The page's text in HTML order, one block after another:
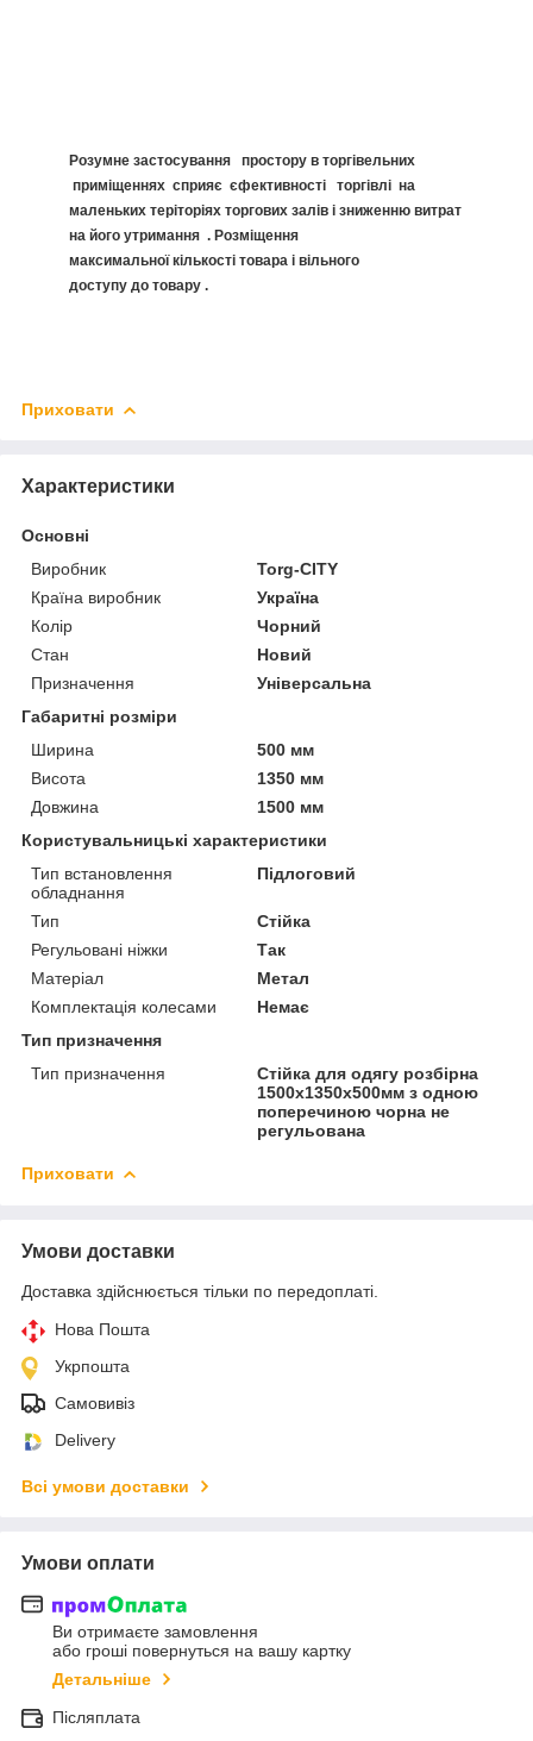
Розумне застосування простору в торгівельних
приміщеннях сприяє єфективності торгівлі на
маленьких теріторіях торгових залів і зниженню витрат
на його утримання . Розміщення
максимальної кількості товара і вільного
доступу до товару .
Приховати
Характеристики
Основні
Виробник
Torg-CITY
Країна виробник
Україна
Колір
Чорний
Стан
Новий
Призначення
Універсальна
Габаритні розміри
Ширина
500 мм
Висота
1350 мм
Довжина
1500 мм
Користувальницькі характеристики
Тип встановлення
обладнання
Підлоговий
Тип
Стійка
Регульовані ніжки
Так
Матеріал
Метал
Комплектація колесами
Немає
Тип призначення
Тип призначення
Стійка для одягу розбірна
1500х1350х500мм з одною
поперечиною чорна не
регульована
Приховати
Умови доставки
Доставка здійснюється тільки по передоплаті.
Нова Пошта
Укрпошта
Самовивіз
Delivery
Всі умови доставки
Умови оплати
Ви отримаєте замовлення
або гроші повернуться на вашу картку
Детальніше
Післяплата